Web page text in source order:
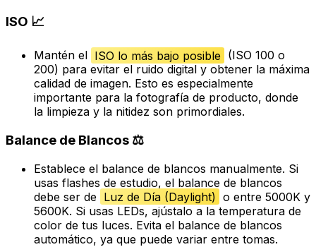
ISO 📈
Mantén el ISO lo más bajo posible (ISO 100 o
200) para evitar el ruido digital y obtener la máxima
calidad de imagen. Esto es especialmente
importante para la fotografía de producto, donde
la limpieza y la nitidez son primordiales.
Balance de Blancos ⚖️
Establece el balance de blancos manualmente. Si
usas flashes de estudio, el balance de blancos
debe ser de Luz de Día (Daylight) o entre 5000K y
5600K. Si usas LEDs, ajústalo a la temperatura de
color de tus luces. Evita el balance de blancos
automático, ya que puede variar entre tomas.